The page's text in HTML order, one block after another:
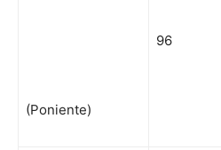
(Poniente)
96